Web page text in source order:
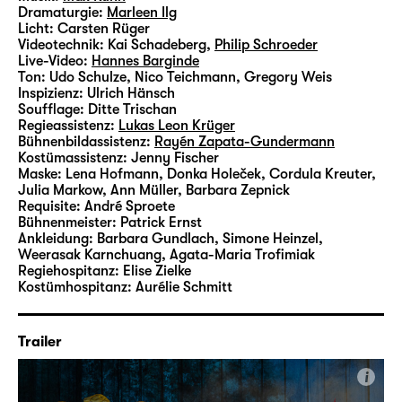
Dramaturgie: Marleen Ilg
Licht: Carsten Rüger
Videotechnik: Kai Schadeberg, Philip Schroeder
Live-Video: Hannes Barginde
Ton: Udo Schulze, Nico Teichmann, Gregory Weis
Inspizienz: Ulrich Hänsch
Soufflage: Ditte Trischan
Regieassistenz: Lukas Leon Krüger
Bühnenbildassistenz: Rayén Zapata-Gundermann
Kostümassistenz: Jenny Fischer
Maske: Lena Hofmann, Donka Holeček, Cordula Kreuter,
Julia Markow, Ann Müller, Barbara Zepnick
Requisite: André Sproete
Bühnenmeister: Patrick Ernst
Ankleidung: Barbara Gundlach, Simone Heinzel,
Weerasak Karnchuang, Agata-Maria Trofimiak
Regiehospitanz: Elise Zielke
Kostümhospitanz: Aurélie Schmitt
Trailer
i